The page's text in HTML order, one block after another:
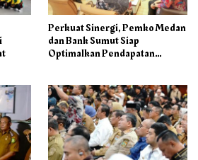
Perkuat Sinergi, Pemko Medan
dan Bank Sumut Siap
Optimalkan Pendapatan